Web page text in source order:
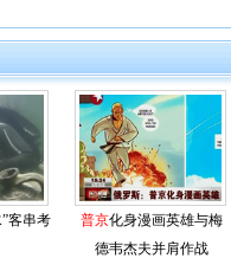
客串考
普京化身漫画英雄与梅
德韦杰夫并肩作战